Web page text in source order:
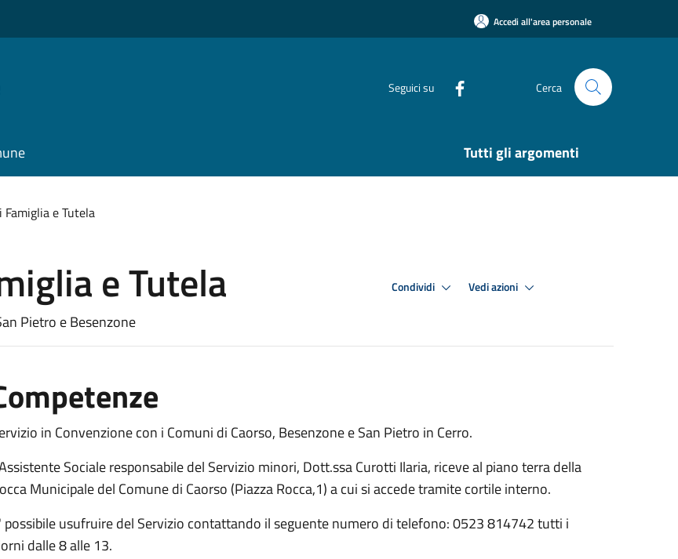
Accedi all'area personale
Seguici su Cerca
Tutti gli argomenti
e Tutela
e Tutela
Pietro e Besenzone
Condividi Vedi azioni
in Convenzione con i Comuni di Caorso, Besenzone e San Pietro in Cerro.
Sociale responsabile del Servizio minori, Dott.ssa Curotti Ilaria, riceve al piano terra della
Municipale del Comune di Caorso (Piazza Rocca,1) a cui si accede tramite cortile interno.
possibile usufruire del Servizio contattando il seguente numero di telefono: 0523 814742 tutti i
dalle 8 alle 13.